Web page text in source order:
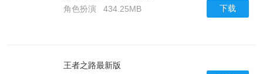
角色扮演
434.25MB 下载
王者之路最新版